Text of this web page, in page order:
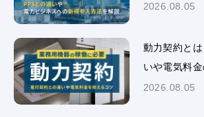
2026.08.05
動力契約と
いや電気料金
いて解説
2026.08.05